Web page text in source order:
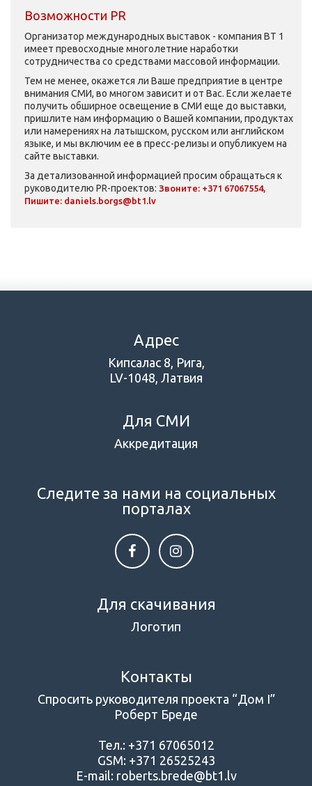
Возможности PR
Организатор международных выставок - компания ВТ 1
имеет превосходные многолетние наработки
сотрудничества со средствами массовой информации.
Тем не менее, окажется ли Ваше предприятие в центре
внимания СМИ, во многом зависит и от Вас. Если желаете
получить обширное освещение в СМИ еще до выставки,
пришлите нам информацию о Вашей компании, продуктах
или намерениях на латышском, русском или английском
языке, и мы включим ее в пресс-релизы и опубликуем на
сайте выставки.
За детализованной информацией просим обращаться к
руководителю PR-проектов: Звоните: +371 67067554,
Пишите: daniels.borgs@bt1.lv
Адрес
Кипсалас 8, Рига,
LV-1048, Латвия
Для СМИ
Аккредитация
Следите за нами на социальных
порталах
Для скачивания
Логотип
Контакты
Спросить руководителя проекта “Дом I”
Роберт Бреде
Тел.: +371 67065012
GSM: +371 26525243
E-mail: roberts.brede@bt1.lv